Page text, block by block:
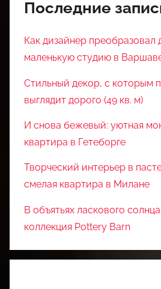
Последние
Как дизайнер преобразовал
маленькую студию в
Стильный декор, с которым
выглядит дорого (49 кв. м)
И снова бежевый: уютная
квартира в Гетеборге
Творческий интерьер в
смелая квартира в Милане
В объятьях ласкового
коллекция Pottery Barn